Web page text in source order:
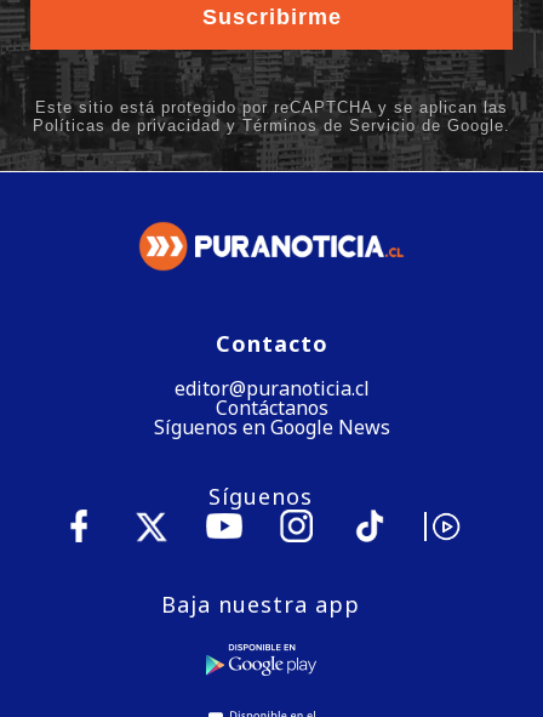
Contacto
editor@puranoticia.cl
Contáctanos
Síguenos en Google News
Síguenos
Baja nuestra app